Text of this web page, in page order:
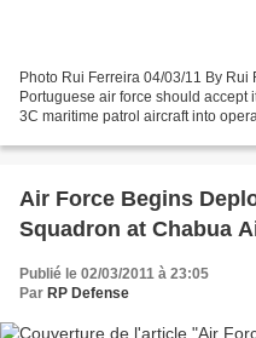
Photo Rui Ferreira 04/03/11 By
Portuguese air force should
3C maritime patrol aircraft into
Air Force Begins
Squadron at Chabua
Publié le 02/03/2011 à 23:05
Par RP Defense